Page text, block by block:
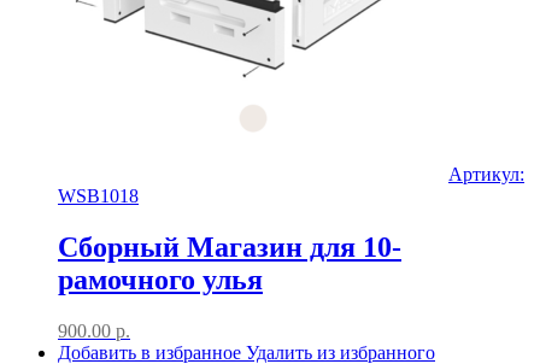
Артикул:
WSB1018
Сборный Магазин для 10-
рамочного улья
900.00 р.
Добавить в избранное Удалить из избранного